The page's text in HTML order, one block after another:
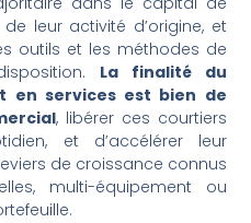
leur activité d’origine, et
outils et les méthodes de
La finalité du
en services est bien de
, libérer ces courtiers
et d’accélérer leur
de croissance connus
multi-équipement ou